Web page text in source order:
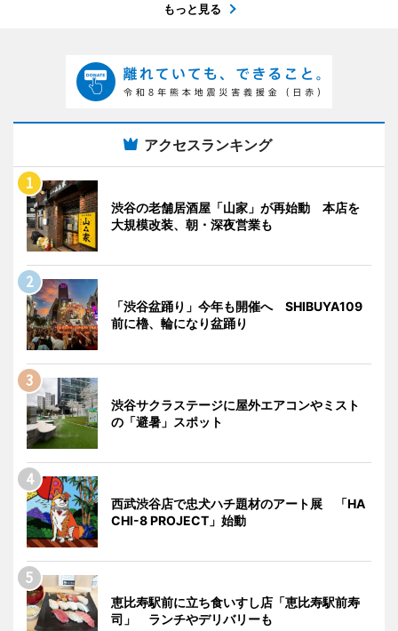
もっと見る
アクセスランキング
渋谷の老舗居酒屋「山家」が再始動 本店を
大規模改装、朝・深夜営業も
「渋谷盆踊り」今年も開催へ SHIBUYA109
前に櫓、輪になり盆踊り
渋谷サクラステージに屋外エアコンやミスト
の「避暑」スポット
西武渋谷店で忠犬ハチ題材のアート展 「HA
CHI-8 PROJECT」始動
恵比寿駅前に立ち食いすし店「恵比寿駅前寿
司」 ランチやデリバリーも